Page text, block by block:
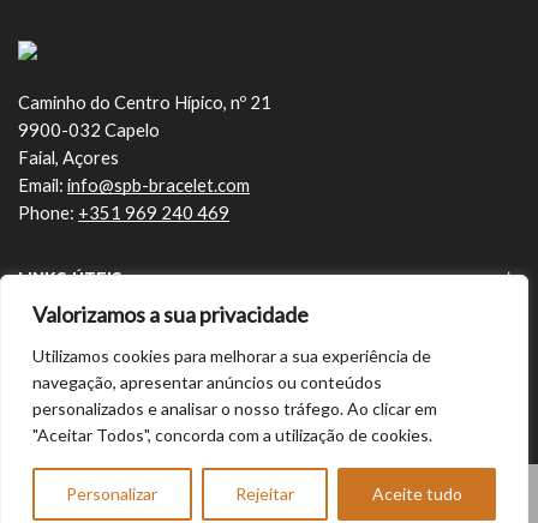
Valorizamos a sua privacidade
Utilizamos cookies para melhorar a sua experiência de
navegação, apresentar anúncios ou conteúdos
personalizados e analisar o nosso tráfego. Ao clicar em
"Aceitar Todos", concorda com a utilização de cookies.
Personalizar Rejeitar Aceite tudo
Caminho do Centro Hípico, nº 21
9900-032 Capelo
Faial, Açores
Email: info@spb-bracelet.com
Phone: +351 969 240 469
LINKS ÚTEIS